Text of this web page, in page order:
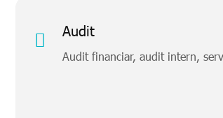
Audit
Audit financiar, audit intern,